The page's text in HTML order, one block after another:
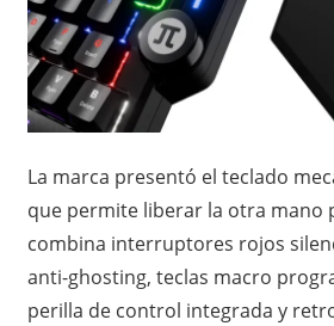
La marca presentó el teclado
que permite liberar la otra mano
combina interruptores rojos
anti-ghosting, teclas macro
perilla de control integrada y